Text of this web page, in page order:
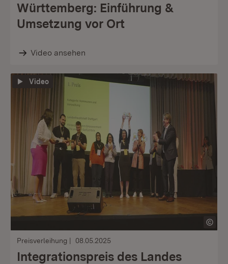
Württemberg: Einführung &
Umsetzung vor Ort
Video ansehen
Video
Preisverleihung 08.05.2025
Integrationspreis des Landes